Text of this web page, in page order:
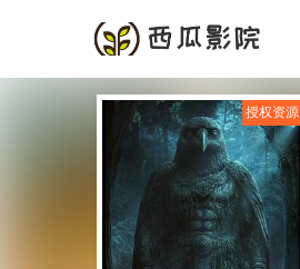
授权资源